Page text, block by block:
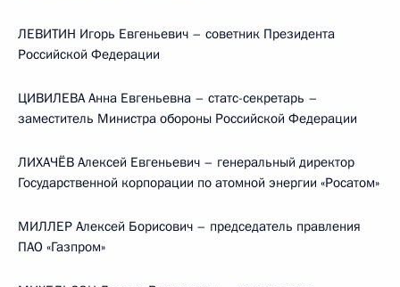
ЛЕВИТИН Игорь Евгеньевич – советник Президента
Российской Федерации
ЦИВИЛЕВА Анна Евгеньевна – статс-секретарь –
заместитель Министра обороны Российской Федерации
ЛИХАЧЁВ Алексей Евгеньевич – генеральный директор
Государственной корпорации по атомной энергии «Росатом»
МИЛЛЕР Алексей Борисович – председатель правления
ПАО «Газпром»